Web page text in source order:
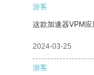
游客
这款加速器VPM
2024-03-25
游客